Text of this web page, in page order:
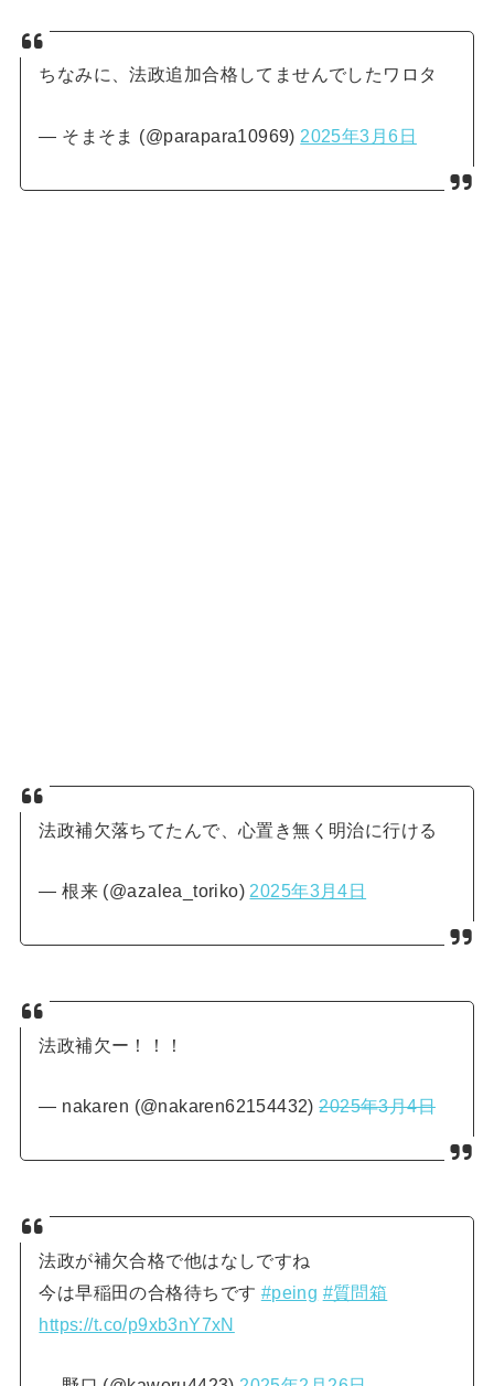
ちなみに、法政追加合格してませんでしたワロタ
— そまそま (@parapara10969) 2025年3月6日
法政補欠落ちてたんで、心置き無く明治に行ける
— 根来 (@azalea_toriko) 2025年3月4日
法政補欠ー！！！
— nakaren (@nakaren62154432)2025年3月4日
法政が補欠合格で他はなしですね
今は早稲田の合格待ちです #peing #質問箱
https://t.co/p9xb3nY7xN